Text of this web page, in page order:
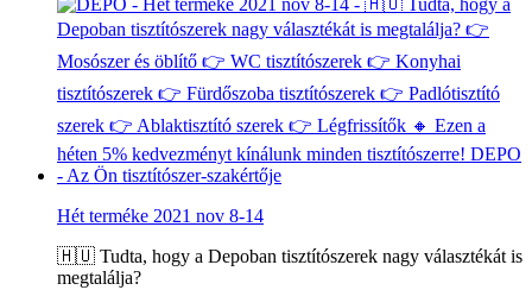
Hét terméke 2021 nov 8-14
🇭🇺 Tudta, hogy a Depoban tisztítószerek nagy választékát is
megtalálja?